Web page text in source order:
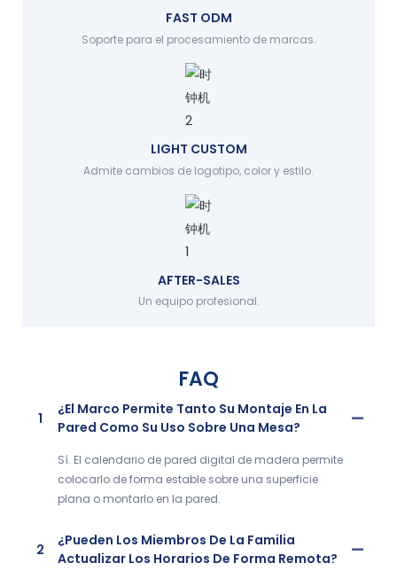
FAST ODM
Soporte para el procesamiento de marcas.
LIGHT CUSTOM
Admite cambios de logotipo, color y estilo.
AFTER-SALES
Un equipo profesional.
FAQ
1
¿El Marco Permite Tanto Su Montaje En La
Pared Como Su Uso Sobre Una Mesa?
Sí. El calendario de pared digital de madera permite
colocarlo de forma estable sobre una superficie
plana o montarlo en la pared.
2
¿Pueden Los Miembros De La Familia
Actualizar Los Horarios De Forma Remota?